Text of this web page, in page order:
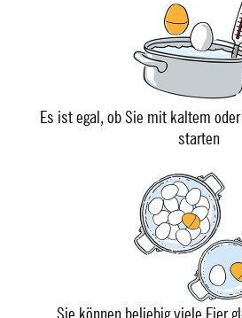
Es ist egal, ob Sie mit kaltem
starten
Sie können beliebig viele Eier